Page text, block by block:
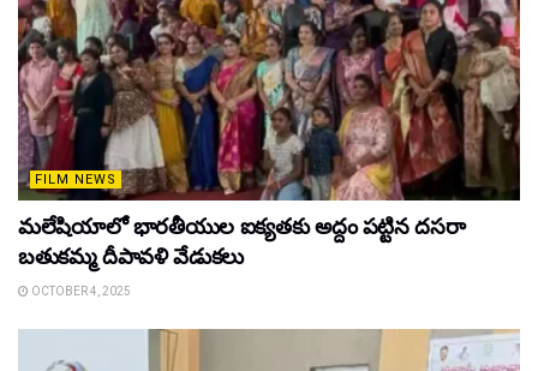
FILM NEWS
మలేషియాలో భారతీయుల ఐక్యతకు అద్దం పట్టిన దసరా
బతుకమ్మ దీపావళి వేడుకలు
OCTOBER 4, 2025